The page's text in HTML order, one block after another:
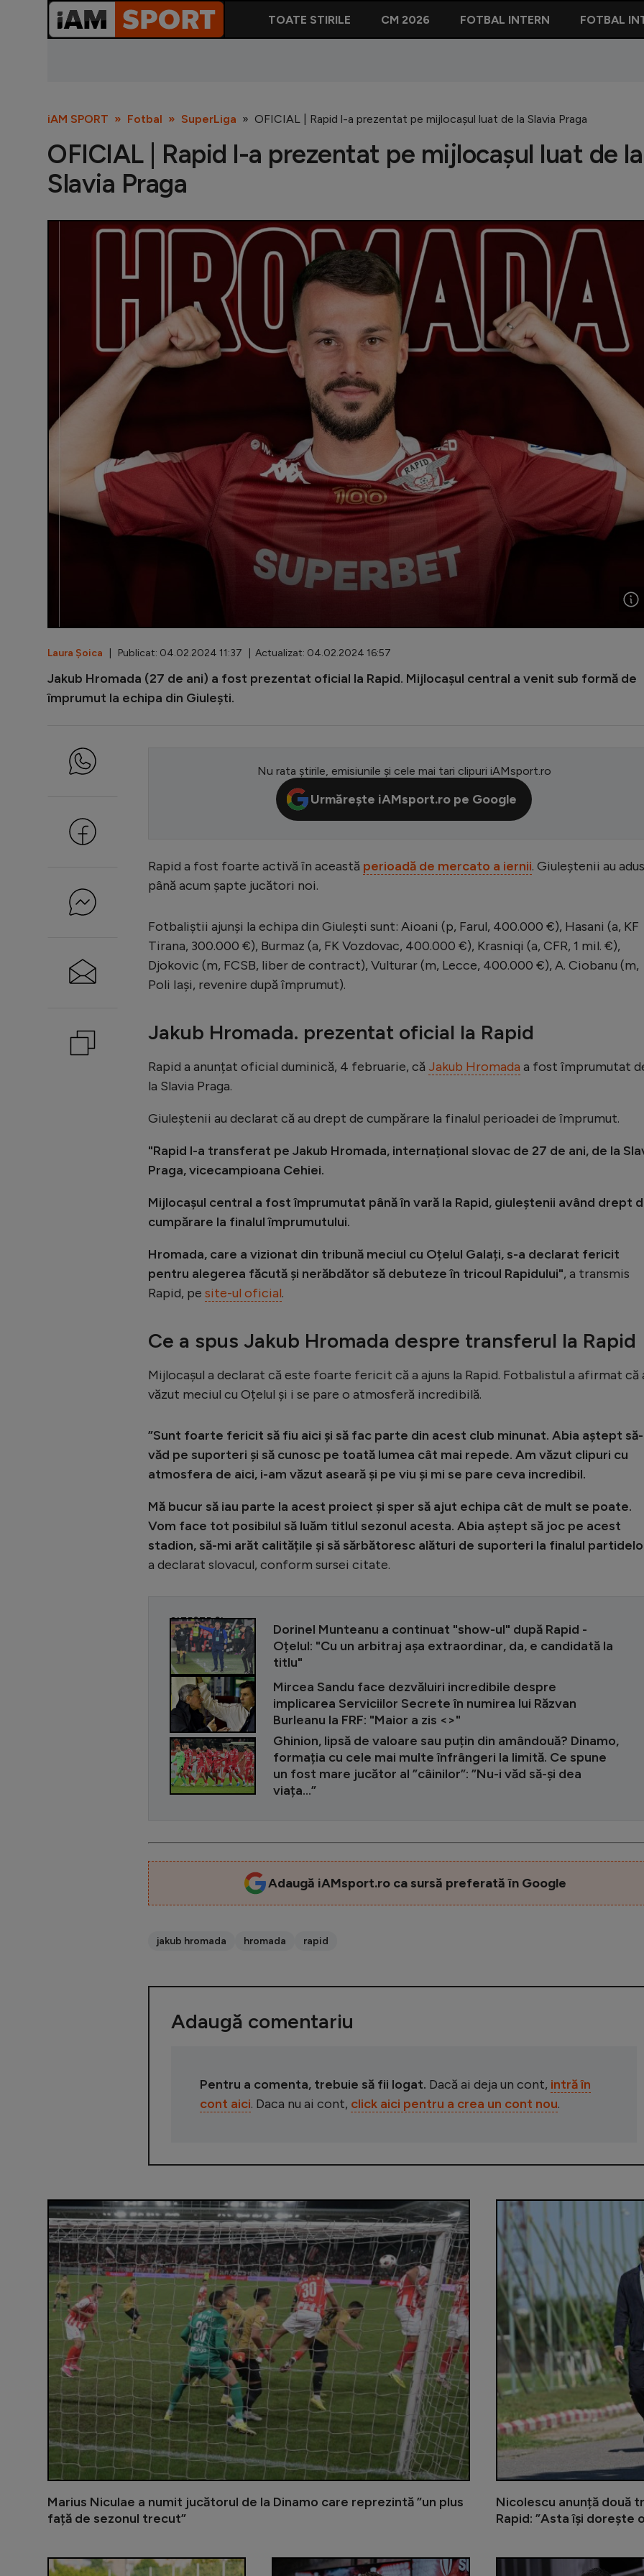
TOATE STIRILE CM 2026 FOTBAL INTERN FOTBAL
iAM SPORT Fotbal SuperLiga OFICIAL | Rapid l-a prezentat pe mijlocașul luat de la Slavia Praga
OFICIAL | Rapid l-a prezentat pe mijlocașul luat de la
Slavia Praga
Laura Șoica | Publicat: 04.02.2024 11:37 | Actualizat: 04.02.2024 16:57
Jakub Hromada (27 de ani) a fost prezentat oficial la Rapid. Mijlocașul central a venit sub formă de
împrumut la echipa din Giulești.
Nu rata știrile, emisiunile și cele mai tari clipuri iAMsport.ro
Urmărește iAMsport.ro pe Google
Rapid a fost foarte activă în această perioadă de mercato a iernii. Giuleștenii au adus
până acum șapte jucători noi.
Fotbaliștii ajunși la echipa din Giulești sunt: Aioani (p, Farul, 400.000 €), Hasani (a, KF
Tirana, 300.000 €), Burmaz (a, FK Vozdovac, 400.000 €), Krasniqi (a, CFR, 1 mil. €),
Djokovic (m, FCSB, liber de contract), Vulturar (m, Lecce, 400.000 €), A. Ciobanu (m,
Poli Iași, revenire după împrumut).
Jakub Hromada. prezentat oficial la Rapid
Rapid a anunțat oficial duminică, 4 februarie, că Jakub Hromada a fost împrumutat
la Slavia Praga.
Giuleștenii au declarat că au drept de cumpărare la finalul perioadei de împrumut.
"Rapid l-a transferat pe Jakub Hromada, internațional slovac de 27 de ani, de la
Praga, vicecampioana Cehiei.
Mijlocașul central a fost împrumutat până în vară la Rapid, giuleștenii având drept
cumpărare la finalul împrumutului.
Hromada, care a vizionat din tribună meciul cu Oțelul Galați, s-a declarat fericit
pentru alegerea făcută și nerăbdător să debuteze în tricoul Rapidului", a transmis
Rapid, pe site-ul oficial.
Ce a spus Jakub Hromada despre transferul la Rapid
Mijlocașul a declarat că este foarte fericit că a ajuns la Rapid. Fotbalistul a afirmat că
văzut meciul cu Oțelul și i se pare o atmosferă incredibilă.
”Sunt foarte fericit să fiu aici și să fac parte din acest club minunat. Abia aștept
văd pe suporteri și să cunosc pe toată lumea cât mai repede. Am văzut clipuri cu
atmosfera de aici, i-am văzut aseară și pe viu și mi se pare ceva incredibil.
Mă bucur să iau parte la acest proiect și sper să ajut echipa cât de mult se poate.
Vom face tot posibilul să luăm titlul sezonul acesta. Abia aștept să joc pe acest
stadion, să-mi arăt calitățile și să sărbătoresc alături de suporteri la finalul
a declarat slovacul, conform sursei citate.
CITEȘTE ȘI
Dorinel Munteanu a continuat "show-ul" după Rapid -
Oțelul: "Cu un arbitraj așa extraordinar, da, e candidată la
titlu"
Mircea Sandu face dezvăluiri incredibile despre
implicarea Serviciilor Secrete în numirea lui Răzvan
Burleanu la FRF: "Maior a zis <>"
Ghinion, lipsă de valoare sau puțin din amândouă? Dinamo,
formația cu cele mai multe înfrângeri la limită. Ce spune
un fost mare jucător al ”câinilor”: ”Nu-i văd să-și dea
viața...”
Adaugă iAMsport.ro ca sursă preferată în Google
jakub hromada hromada rapid
Adaugă comentariu
Pentru a comenta, trebuie să fii logat. Dacă ai deja un cont, intră în
cont aici. Daca nu ai cont, click aici pentru a crea un cont nou.
Marius Niculae a numit jucătorul de la Dinamo care reprezintă ”un plus
față de sezonul trecut”
Nicolescu anunță două
Rapid: ”Asta își dorește
Florin Prunea, avertisment pentru